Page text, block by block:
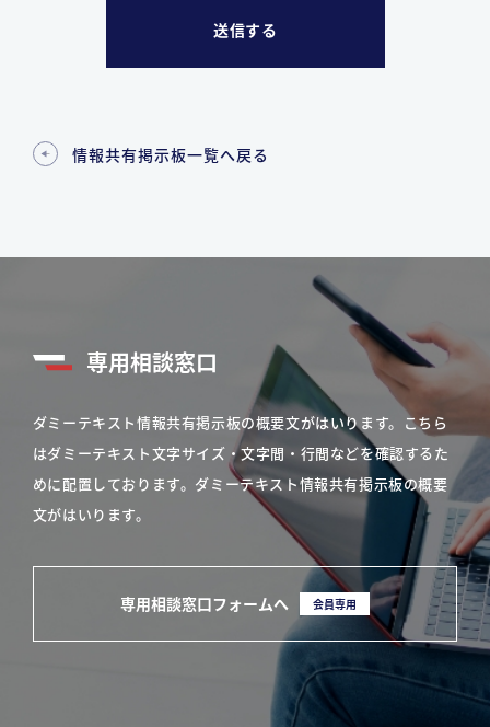
情報共有掲示板一覧へ戻る
専用相談窓口
ダミーテキスト情報共有掲示板の概要文がはいります。こちら
はダミーテキスト文字サイズ・文字間・行間などを確認するた
めに配置しております。ダミーテキスト情報共有掲示板の概要
文がはいります。
専用相談窓口フォームへ 会員専用